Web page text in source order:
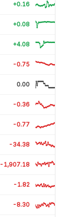
+0.16
+0.08
+4.08
-0.75
0.00
-0.36
-0.77
-34.38
-1,907.18
-1.82
-8.30